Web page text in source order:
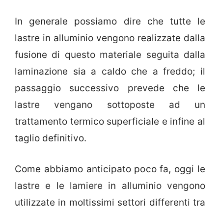
In generale possiamo dire che tutte le
lastre in alluminio vengono realizzate dalla
fusione di questo materiale seguita dalla
laminazione sia a caldo che a freddo; il
passaggio successivo prevede che le
lastre vengano sottoposte ad un
trattamento termico superficiale e infine al
taglio definitivo.
Come abbiamo anticipato poco fa, oggi le
lastre e le lamiere in alluminio vengono
utilizzate in moltissimi settori differenti tra